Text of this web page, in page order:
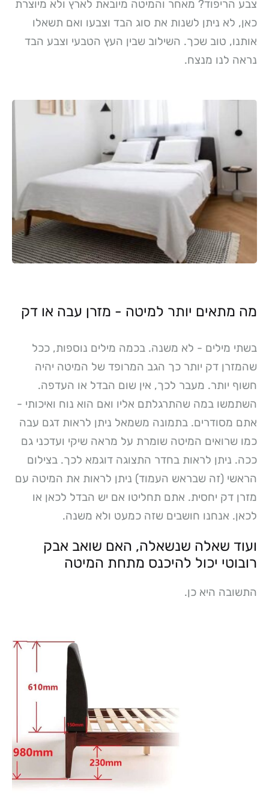
צבע הריפוד? מאחר והמיטה מיובאת לארץ ולא מיוצרת
כאן, לא ניתן לשנות את סוג הבד וצבעו ואם תשאלו
אותנו, טוב שכך. השילוב שבין העץ הטבעי וצבע הבד
נראה לנו מנצח.
מה מתאים יותר למיטה - מזרן עבה או דק
בשתי מילים - לא משנה. בכמה מילים נוספות, ככל
שהמזרן דק יותר כך הגב המרופד של המיטה יהיה
חשוף יותר. מעבר לכך, אין שום הבדל או העדפה.
השתמשו במה שהתרגלתם אליו ואם הוא נוח ואיכותי -
אתם מסודרים. בתמונה משמאל ניתן לראות דגם עבה
כמו שרואים המיטה שומרת על מראה שיקי ועדכני גם
ככה. ניתן לראות בחדר התצוגה דוגמא לכך. בצילום
הראשי (זה שבראש העמוד) ניתן לראות את המיטה עם
מזרן דק יחסית. אתם תחליטו אם יש הבדל לכאן או
לכאן. אנחנו חושבים שזה כמעט ולא משנה.
ועוד שאלה שנשאלה, האם שואב אבק
רובוטי יכול להיכנס מתחת המיטה
התשובה היא כן.